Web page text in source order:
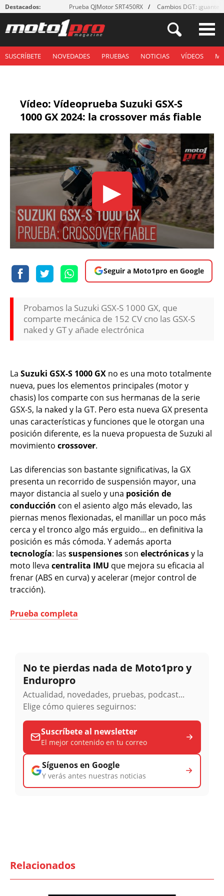
Destacados: Prueba QJMotor SRT450RX Cambios DGT: ¡guantes!
SUSCRÍBETE NOVEDADES PRUEBAS NOTICIAS VÍDEOS
Vídeo: Vídeoprueba Suzuki GSX-S
1000 GX 2024: la crossover más fiable
▶
Seguir a Moto1pro en Google
Probamos la Suzuki GSX-S 1000 GX, que
comparte mecánica de 152 CV cno las GSX-S
naked y GT y añade electrónica
La Suzuki GSX-S 1000 GX no es una moto totalmente
nueva, pues los elementos principales (motor y
chasis) los comparte con sus hermanas de la serie
GSX-S, la naked y la GT. Pero esta nueva GX presenta
unas características y funciones que le otorgan una
posición diferente, es la nueva propuesta de Suzuki al
movimiento crossover.
Las diferencias son bastante significativas, la GX
presenta un recorrido de suspensión mayor, una
mayor distancia al suelo y una posición de
conducción con el asiento algo más elevado, las
piernas menos flexionadas, el manillar un poco más
cerca y el tronco algo más erguido… en definitiva la
posición es más cómoda. Y además aporta
tecnología: las suspensionesson electrónicasy la
moto lleva centralita IMU que mejora su eficacia al
frenar (ABS en curva) y acelerar (mejor control de
tracción).
Prueba completa
No te pierdas nada de Moto1pro y
Enduropro
Actualidad, novedades, pruebas, podcast...
Elige cómo quieres seguirnos:
Suscríbete al newsletter
El mejor contenido en tu correo
Síguenos en Google
Y verás antes nuestras noticias
Relacionados